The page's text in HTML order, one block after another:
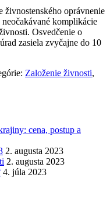
živnostenského oprávnenie
komplikácie
Osvedčenie o
zasiela zvyčajne do 10
Založenie živnosti,
cena, postup a
2. augusta 2023
2. augusta 2023
4. júla 2023